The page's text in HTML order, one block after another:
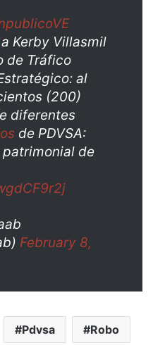
a Kerby Villasmil
de Tráfico
al
(200)
diferentes
de PDVSA:
patrimonial de
February 8,
Pdvsa Robo